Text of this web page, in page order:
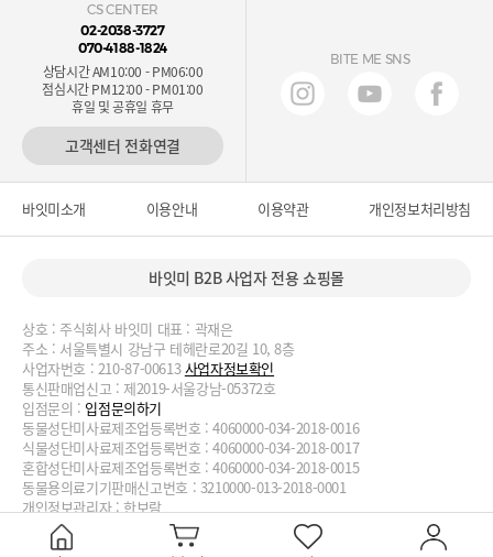
CS CENTER
02-2038-3727
070-4188-1824
상담시간 AM10:00 - PM06:00
점심시간 PM12:00 - PM01:00
휴일 및 공휴일 휴무
고객센터 전화연결
BITE ME SNS
바잇미소개 이용안내 이용약관 개인정보처리방침
바잇미 B2B 사업자 전용 쇼핑몰
상호 : 주식회사 바잇미 대표 : 곽재은
주소 : 서울특별시 강남구 테헤란로20길 10, 8층
사업자번호 : 210-87-00613사업자정보확인
통신판매업신고 : 제2019-서울강남-05372호
입점문의 : 입점문의하기
동물성단미사료제조업등록번호 : 4060000-034-2018-0016
식물성단미사료제조업등록번호 : 4060000-034-2018-0017
혼합성단미사료제조업등록번호 : 4060000-034-2018-0015
동물용의료기기판매신고번호 : 3210000-013-2018-0001
개인정보관리자 : 한보람
대표번호 : 02-2038-3727, 070-4188-1824 이메일 :biteme@biteme.co.kr
copyrightⓒ2020 biteme.co.kr. All Rights Reserved.